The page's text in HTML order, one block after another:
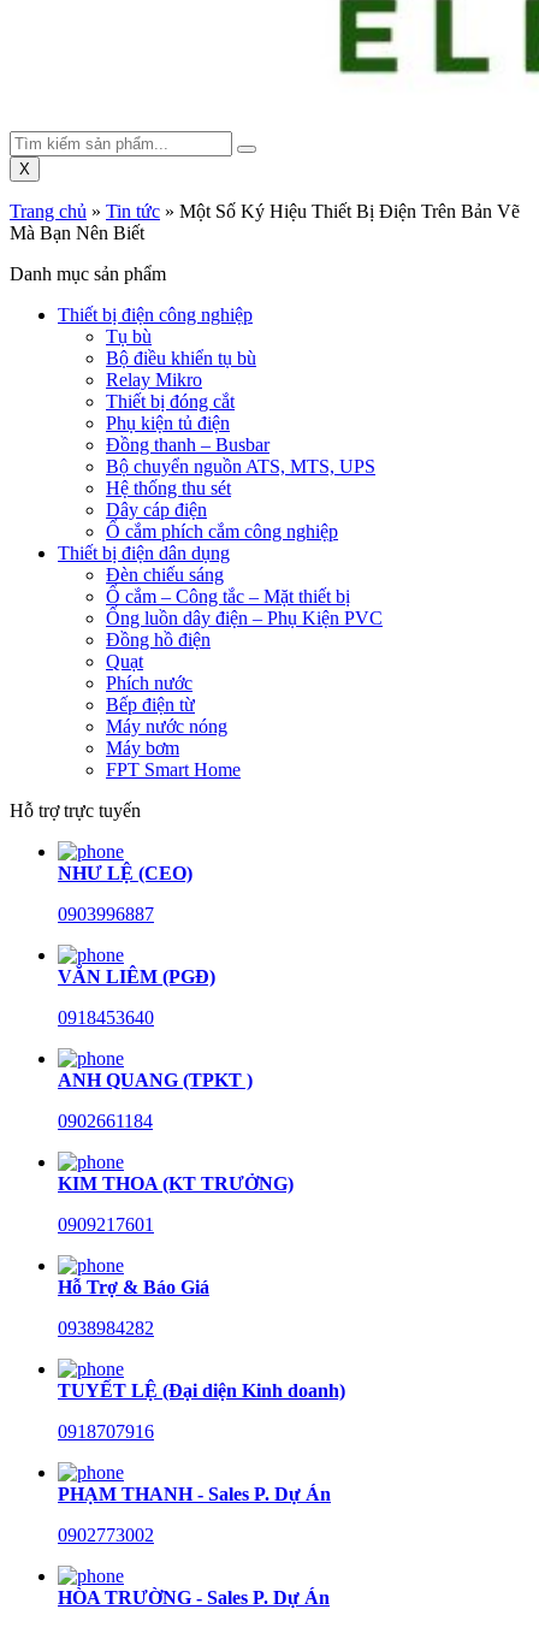
X
Trang chủ » Tin tức » Một Số Ký Hiệu Thiết Bị Điện Trên Bản Vẽ
Mà Bạn Nên Biết
Danh mục sản phẩm
Thiết bị điện công nghiệp
Tụ bù
Bộ điều khiển tụ bù
Relay Mikro
Thiết bị đóng cắt
Phụ kiện tủ điện
Đồng thanh – Busbar
Bộ chuyển nguồn ATS, MTS, UPS
Hệ thống thu sét
Dây cáp điện
Ổ cắm phích cắm công nghiệp
Thiết bị điện dân dụng
Đèn chiếu sáng
Ổ cắm – Công tắc – Mặt thiết bị
Ống luồn dây điện – Phụ Kiện PVC
Đồng hồ điện
Quạt
Phích nước
Bếp điện từ
Máy nước nóng
Máy bơm
FPT Smart Home
Hỗ trợ trực tuyến
NHƯ LỆ (CEO)
0903996887
VĂN LIÊM (PGĐ)
0918453640
ANH QUANG (TPKT )
0902661184
KIM THOA (KT TRƯỞNG)
0909217601
Hỗ Trợ & Báo Giá
0938984282
TUYẾT LỆ (Đại diện Kinh doanh)
0918707916
PHẠM THANH - Sales P. Dự Án
0902773002
HÒA TRƯỜNG - Sales P. Dự Án